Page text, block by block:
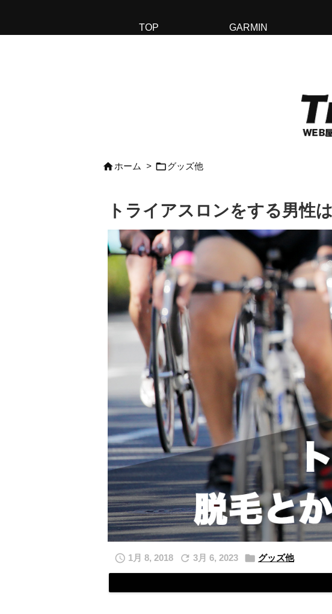
TOP GARMIN
ホーム > グッズ他
トライアスロンをする男性
 1月 8, 2018  3月 6, 2023  グッズ他